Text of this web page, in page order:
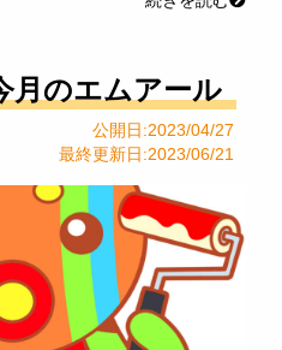
月のエムアール
公開日:2023/04/27
最終更新日:2023/06/21